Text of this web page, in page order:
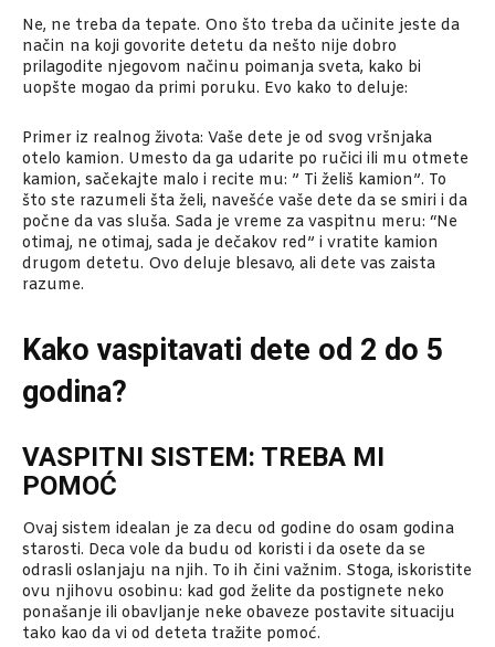
Ne, ne treba da tepate. Ono što treba da učinite jeste da
način na koji govorite detetu da nešto nije dobro
prilagodite njegovom načinu poimanja sveta, kako bi
uopšte mogao da primi poruku. Evo kako to deluje:
Primer iz realnog života: Vaše dete je od svog vršnjaka
otelo kamion. Umesto da ga udarite po ručici ili mu otmete
kamion, sačekajte malo i recite mu: ” Ti želiš kamion”. To
što ste razumeli šta želi, navešće vaše dete da se smiri i da
počne da vas sluša. Sada je vreme za vaspitnu meru: “Ne
otimaj, ne otimaj, sada je dečakov red” i vratite kamion
drugom detetu. Ovo deluje blesavo, ali dete vas zaista
razume.
Kako vaspitavati dete od 2 do 5
godina?
VASPITNI SISTEM: TREBA MI
POMOĆ
Ovaj sistem idealan je za decu od godine do osam godina
starosti. Deca vole da budu od koristi i da osete da se
odrasli oslanjaju na njih. To ih čini važnim. Stoga, iskoristite
ovu njihovu osobinu: kad god želite da postignete neko
ponašanje ili obavljanje neke obaveze postavite situaciju
tako kao da vi od deteta tražite pomoć.